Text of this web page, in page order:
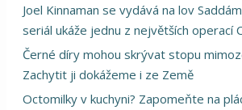
Joel Kinnaman se vydává na lov
seriál ukáže jednu z největších operací
Černé díry mohou skrývat stopu
Zachytit ji dokážeme i ze Země
Octomilky v kuchyni? Zapomeňte na